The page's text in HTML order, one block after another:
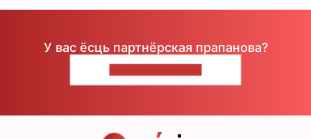
У вас ёсць партнёрская прапанова?